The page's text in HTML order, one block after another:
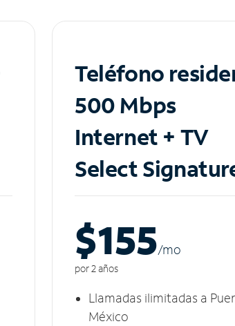
Teléfono
500 Mbps
Internet + TV
Select
$155/mo
por 2 años
Llamadas ilimitadas a
México